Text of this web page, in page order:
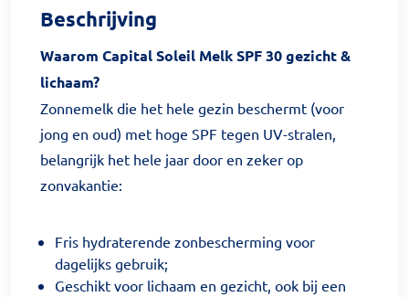
Beschrijving
Waarom Capital Soleil Melk SPF 30 gezicht &
lichaam?
Zonnemelk die het hele gezin beschermt (voor
jong en oud) met hoge SPF tegen UV-stralen,
belangrijk het hele jaar door en zeker op
zonvakantie:
Fris hydraterende zonbescherming voor
dagelijks gebruik;
Geschikt voor lichaam en gezicht, ook bij een